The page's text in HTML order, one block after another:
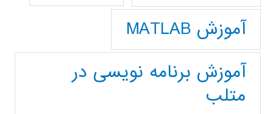
آموزش MATLAB
آموزش برنامه نویسی در
متلب